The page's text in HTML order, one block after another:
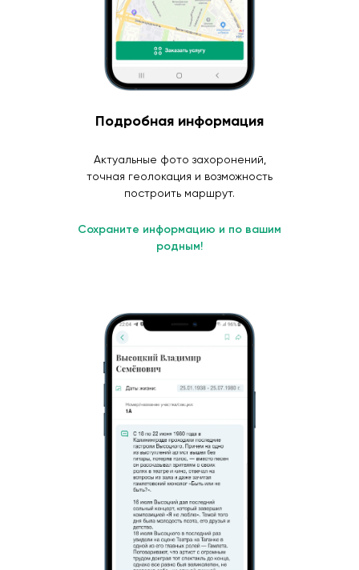
Подробная информация
Актуальные фото захоронений,
точная геолокация и возможность
построить маршрут.
Сохраните информацию и по вашим
родным!